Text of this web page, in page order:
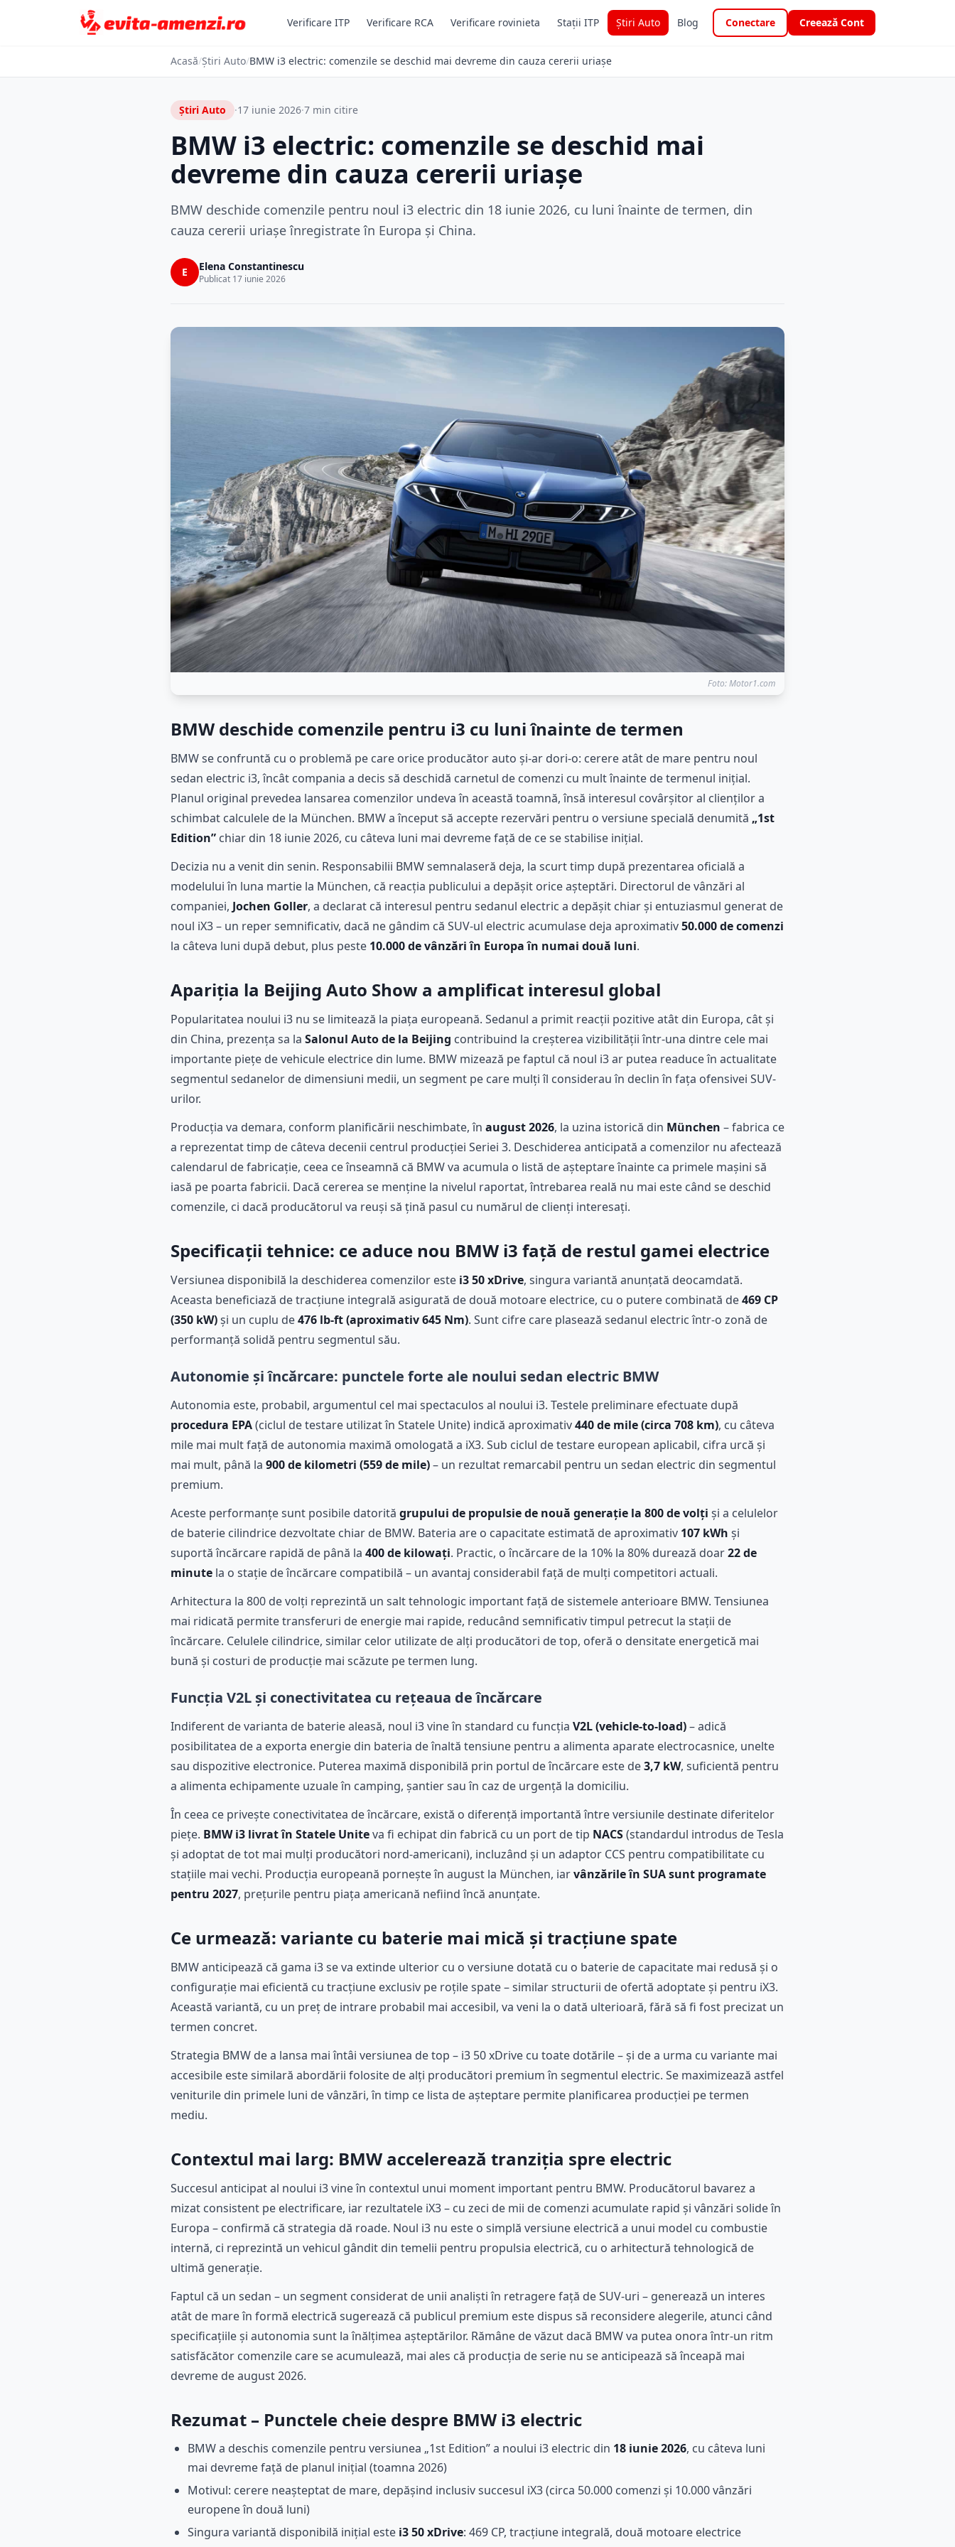
Verificare ITP Verificare RCA Verificare rovinieta Stații ITP Știri Auto Blog Conectare Creează Cont
Acasă/Știri Auto/BMW i3 electric: comenzile se deschid mai devreme din cauza cererii uriașe
Știri Auto ·17 iunie 2026·7 min citire
BMW i3 electric: comenzile se deschid mai
devreme din cauza cererii uriașe
BMW deschide comenzile pentru noul i3 electric din 18 iunie 2026, cu luni înainte de termen, din
cauza cererii uriașe înregistrate în Europa și China.
E Elena Constantinescu
Publicat 17 iunie 2026
Foto: Motor1.com
BMW deschide comenzile pentru i3 cu luni înainte de termen
BMW se confruntă cu o problemă pe care orice producător auto și-ar dori-o: cerere atât de mare pentru noul
sedan electric i3, încât compania a decis să deschidă carnetul de comenzi cu mult înainte de termenul inițial.
Planul original prevedea lansarea comenzilor undeva în această toamnă, însă interesul covârșitor al clienților a
schimbat calculele de la München. BMW a început să accepte rezervări pentru o versiune specială denumită „1st
Edition” chiar din 18 iunie 2026, cu câteva luni mai devreme față de ce se stabilise inițial.
Decizia nu a venit din senin. Responsabilii BMW semnalaseră deja, la scurt timp după prezentarea oficială a
modelului în luna martie la München, că reacția publicului a depășit orice așteptări. Directorul de vânzări al
companiei, Jochen Goller, a declarat că interesul pentru sedanul electric a depășit chiar și entuziasmul generat de
noul iX3 – un reper semnificativ, dacă ne gândim că SUV-ul electric acumulase deja aproximativ50.000 de comenzi
la câteva luni după debut, plus peste 10.000 de vânzări în Europa în numai două luni.
Apariția la Beijing Auto Show a amplificat interesul global
Popularitatea noului i3 nu se limitează la piața europeană. Sedanul a primit reacții pozitive atât din Europa, cât și
din China, prezența sa la Salonul Auto de la Beijing contribuind la creșterea vizibilității într-una dintre cele mai
importante piețe de vehicule electrice din lume. BMW mizează pe faptul că noul i3 ar putea readuce în actualitate
segmentul sedanelor de dimensiuni medii, un segment pe care mulți îl considerau în declin în fața ofensivei SUV-
urilor.
Producția va demara, conform planificării neschimbate, în august 2026, la uzina istorică din München – fabrica ce
a reprezentat timp de câteva decenii centrul producției Seriei 3. Deschiderea anticipată a comenzilor nu afectează
calendarul de fabricație, ceea ce înseamnă că BMW va acumula o listă de așteptare înainte ca primele mașini să
iasă pe poarta fabricii. Dacă cererea se menține la nivelul raportat, întrebarea reală nu mai este când se deschid
comenzile, ci dacă producătorul va reuși să țină pasul cu numărul de clienți interesați.
Specificații tehnice: ce aduce nou BMW i3 față de restul gamei electrice
Versiunea disponibilă la deschiderea comenzilor este i3 50 xDrive, singura variantă anunțată deocamdată.
Aceasta beneficiază de tracțiune integrală asigurată de două motoare electrice, cu o putere combinată de469 CP
(350 kW)și un cuplu de476 lb-ft (aproximativ 645 Nm). Sunt cifre care plasează sedanul electric într-o zonă de
performanță solidă pentru segmentul său.
Autonomie și încărcare: punctele forte ale noului sedan electric BMW
Autonomia este, probabil, argumentul cel mai spectaculos al noului i3. Testele preliminare efectuate după
procedura EPA(ciclul de testare utilizat în Statele Unite) indică aproximativ440 de mile (circa 708 km), cu câteva
mile mai mult față de autonomia maximă omologată a iX3. Sub ciclul de testare european aplicabil, cifra urcă și
mai mult, până la 900 de kilometri (559 de mile)– un rezultat remarcabil pentru un sedan electric din segmentul
premium.
Aceste performanțe sunt posibile datorită grupului de propulsie de nouă generație la 800 de volți și a celulelor
de baterie cilindrice dezvoltate chiar de BMW. Bateria are o capacitate estimată de aproximativ 107 kWh și
suportă încărcare rapidă de până la 400 de kilowați. Practic, o încărcare de la 10% la 80% durează doar22 de
minute la o stație de încărcare compatibilă – un avantaj considerabil față de mulți competitori actuali.
Arhitectura la 800 de volți reprezintă un salt tehnologic important față de sistemele anterioare BMW. Tensiunea
mai ridicată permite transferuri de energie mai rapide, reducând semnificativ timpul petrecut la stații de
încărcare. Celulele cilindrice, similar celor utilizate de alți producători de top, oferă o densitate energetică mai
bună și costuri de producție mai scăzute pe termen lung.
Funcția V2L și conectivitatea cu rețeaua de încărcare
Indiferent de varianta de baterie aleasă, noul i3 vine în standard cu funcția V2L (vehicle-to-load)– adică
posibilitatea de a exporta energie din bateria de înaltă tensiune pentru a alimenta aparate electrocasnice, unelte
sau dispozitive electronice. Puterea maximă disponibilă prin portul de încărcare este de3,7 kW, suficientă pentru
a alimenta echipamente uzuale în camping, șantier sau în caz de urgență la domiciliu.
În ceea ce privește conectivitatea de încărcare, există o diferență importantă între versiunile destinate diferitelor
piețe. BMW i3 livrat în Statele Uniteva fi echipat din fabrică cu un port de tip NACS(standardul introdus de Tesla
și adoptat de tot mai mulți producători nord-americani), incluzând și un adaptor CCS pentru compatibilitate cu
stațiile mai vechi. Producția europeană pornește în august la München, iarvânzările în SUA sunt programate
pentru 2027, prețurile pentru piața americană nefiind încă anunțate.
Ce urmează: variante cu baterie mai mică și tracțiune spate
BMW anticipează că gama i3 se va extinde ulterior cu o versiune dotată cu o baterie de capacitate mai redusă și o
configurație mai eficientă cu tracțiune exclusiv pe roțile spate – similar structurii de ofertă adoptate și pentru iX3.
Această variantă, cu un preț de intrare probabil mai accesibil, va veni la o dată ulterioară, fără să fi fost precizat un
termen concret.
Strategia BMW de a lansa mai întâi versiunea de top – i3 50 xDrive cu toate dotările – și de a urma cu variante mai
accesibile este similară abordării folosite de alți producători premium în segmentul electric. Se maximizează astfel
veniturile din primele luni de vânzări, în timp ce lista de așteptare permite planificarea producției pe termen
mediu.
Contextul mai larg: BMW accelerează tranziția spre electric
Succesul anticipat al noului i3 vine în contextul unui moment important pentru BMW. Producătorul bavarez a
mizat consistent pe electrificare, iar rezultatele iX3 – cu zeci de mii de comenzi acumulate rapid și vânzări solide în
Europa – confirmă că strategia dă roade. Noul i3 nu este o simplă versiune electrică a unui model cu combustie
internă, ci reprezintă un vehicul gândit din temelii pentru propulsia electrică, cu o arhitectură tehnologică de
ultimă generație.
Faptul că un sedan – un segment considerat de unii analiști în retragere față de SUV-uri – generează un interes
atât de mare în formă electrică sugerează că publicul premium este dispus să reconsidere alegerile, atunci când
specificațiile și autonomia sunt la înălțimea așteptărilor. Rămâne de văzut dacă BMW va putea onora într-un ritm
satisfăcător comenzile care se acumulează, mai ales că producția de serie nu se anticipează să înceapă mai
devreme de august 2026.
Rezumat – Punctele cheie despre BMW i3 electric
BMW a deschis comenzile pentru versiunea „1st Edition” a noului i3 electric din 18 iunie 2026, cu câteva luni
mai devreme față de planul inițial (toamna 2026)
Motivul: cerere neașteptat de mare, depășind inclusiv succesul iX3 (circa 50.000 comenzi și 10.000 vânzări
europene în două luni)
Singura variantă disponibilă inițial este i3 50 xDrive: 469 CP, tracțiune integrală, două motoare electrice